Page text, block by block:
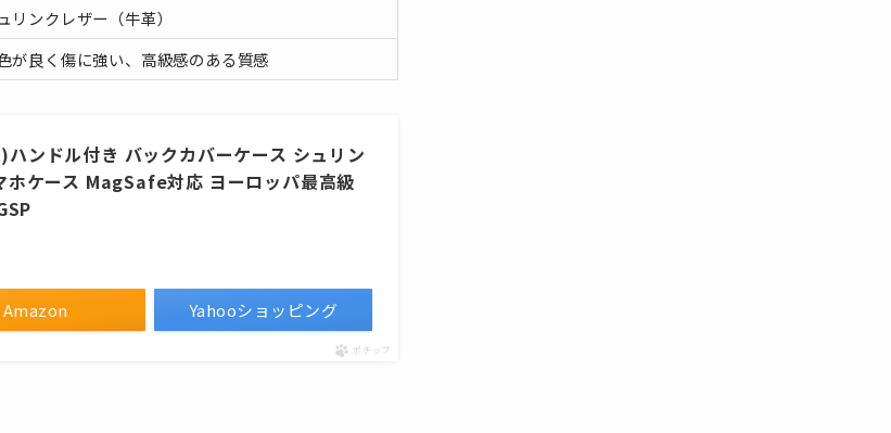
リンクレザー（牛革）
が良く傷に強い、高級感のある質感
ンドル付き バックカバーケース シュリン
ケース MagSafe対応 ヨーロッパ最高級
Amazon Yahooショッピング
ポチップ